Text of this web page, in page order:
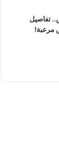
تفاصيل
مرعبة!